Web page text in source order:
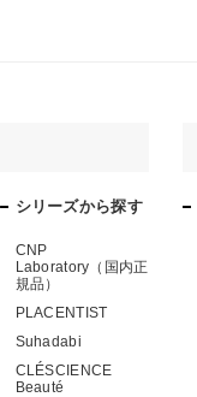
シリーズから探す
CNP
Laboratory（国内正
規品）
PLACENTIST
Suhadabi
CLÉSCIENCE
Beauté